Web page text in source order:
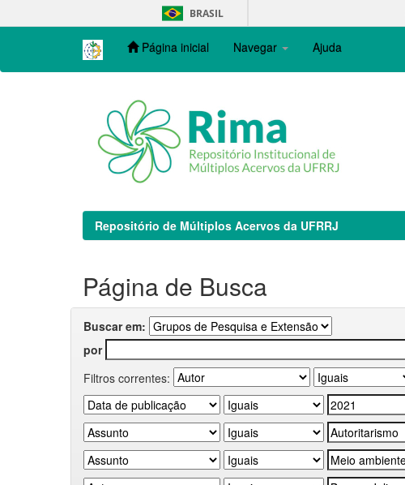
navigation
BRASIL
Página inicial Navegar Ajuda
Repositório de Múltiplos Acervos da UFRRJ
Página de Busca
Buscar em:
por
Filtros correntes: